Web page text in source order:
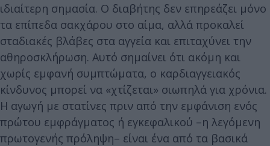
ιδιαίτερη σημασία. Ο διαβήτης δεν επηρεάζει μόνο
τα επίπεδα σακχάρου στο αίμα, αλλά προκαλεί
σταδιακές βλάβες στα αγγεία και επιταχύνει την
αθηροσκλήρωση. Αυτό σημαίνει ότι ακόμη και
χωρίς εμφανή συμπτώματα, ο καρδιαγγειακός
κίνδυνος μπορεί να «χτίζεται» σιωπηλά για χρόνια.
Η αγωγή με στατίνες πριν από την εμφάνιση ενός
πρώτου εμφράγματος ή εγκεφαλικού –η λεγόμενη
πρωτογενής πρόληψη– είναι ένα από τα βασικά